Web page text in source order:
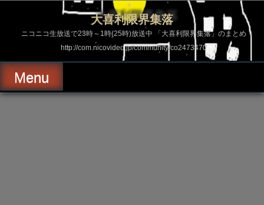
ス
ッ
プ
大喜利限界集落
ニコニコ生放送で23時～1時(25時)放送中 「大喜利限界集落」のまとめ
http://com.nicovideo.jp/community/co2473470
Menu